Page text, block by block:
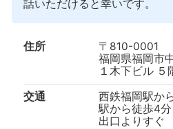
話いただけると幸いです。
住所
〒810-0001
福岡県福岡市
１木下ビル
交通
西鉄福岡駅か
駅から徒歩4
出口よりすぐ